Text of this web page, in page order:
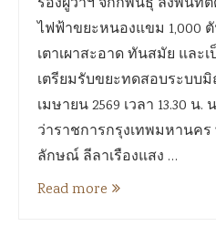
ไฟฟ้าขยะหนองแขม 1,000
เตาเผาสะอาด ทันสมัย และ
เตรียมรับขยะทดสอบระบบ
เมษายน 2569 เวลา 13.30
ว่าราชการกรุงเทพมหานค
ลักษณ์ ลีลาเรืองแสง …
Read more